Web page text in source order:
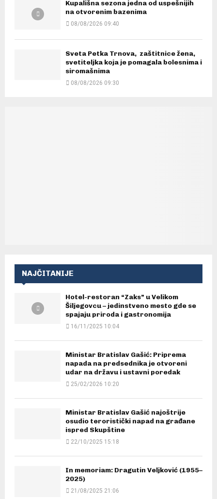
Kupališna sezona jedna od uspešnijih
na otvorenim bazenima
08/08/2026 09:40
Sveta Petka Trnova, zaštitnice žena,
svetiteljka koja je pomagala bolesnima i
siromašnima
08/08/2026 09:30
NAJČITANIJE
Hotel-restoran “Zaks” u Velikom
Šiljegovcu – jedinstveno mesto gde se
spajaju priroda i gastronomija
16/11/2025 10:04
Ministar Bratislav Gašić: Priprema
napada na predsednika je otvoreni
udar na državu i ustavni poredak
25/02/2026 10:20
Ministar Bratislav Gašić najoštrije
osudio teroristički napad na građane
ispred Skupštine
22/10/2025 15:18
In memoriam: Dragutin Veljković (1955–
2025)
21/08/2025 21:06